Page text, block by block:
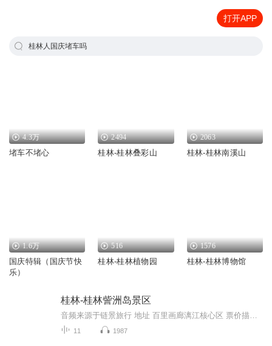
打开APP
桂林人国庆堵车吗
4.3万
堵车不堵心
2494
桂林-桂林叠彩山
2063
桂林-桂林南溪山
1.6万
国庆特辑（国庆节快
乐）
516
桂林-桂林植物园
1576
桂林-桂林博物馆
桂林-桂林訾洲岛景区
11 1987